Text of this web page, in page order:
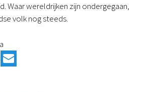
Waar wereldrijken zijn ondergegaan,
volk nog steeds.